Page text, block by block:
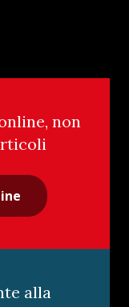
non
alla